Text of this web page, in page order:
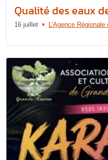
Qualité des eaux
16 juillet L’Agence